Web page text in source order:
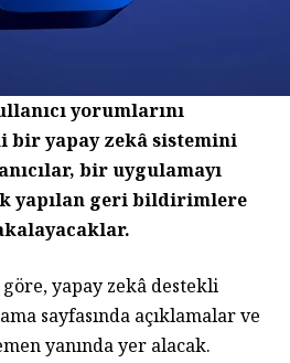
yorumlarını
bir yapay zekâ sistemini
bir uygulamayı
yapılan geri bildirimlere
göre, yapay zekâ destekli
sayfasında açıklamalar ve
yanında yer alacak.